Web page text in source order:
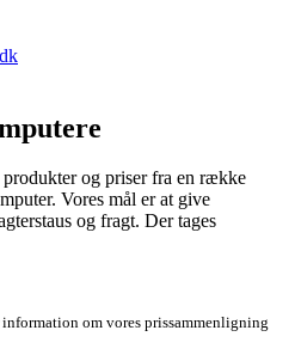
og priser fra en række
Vores mål er at give
og fragt. Der tages
om vores prissammenligning